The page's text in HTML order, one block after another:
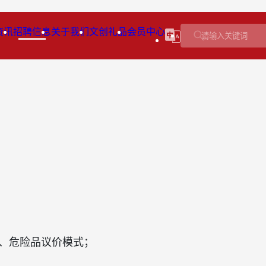
讯招聘信息关于我们 文创礼品会员中心
险品议价模式；